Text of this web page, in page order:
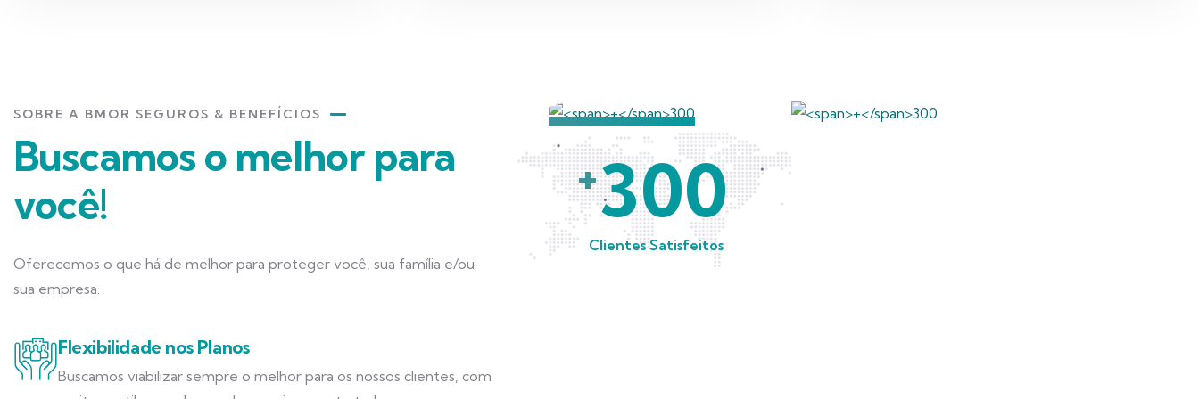
SOBRE A BMOR SEGUROS & BENEFÍCIOS
Buscamos o melhor para
você!
Oferecemos o que há de melhor para proteger você, sua família e/ou
sua empresa.
Flexibilidade nos Planos
Buscamos viabilizar sempre o melhor para os nossos clientes, com
+300
Clientes Satisfeitos